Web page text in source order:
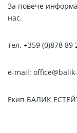
За повече
нас.
тел. +359 (0)878 89
e-mail:
Екип БАЛИК